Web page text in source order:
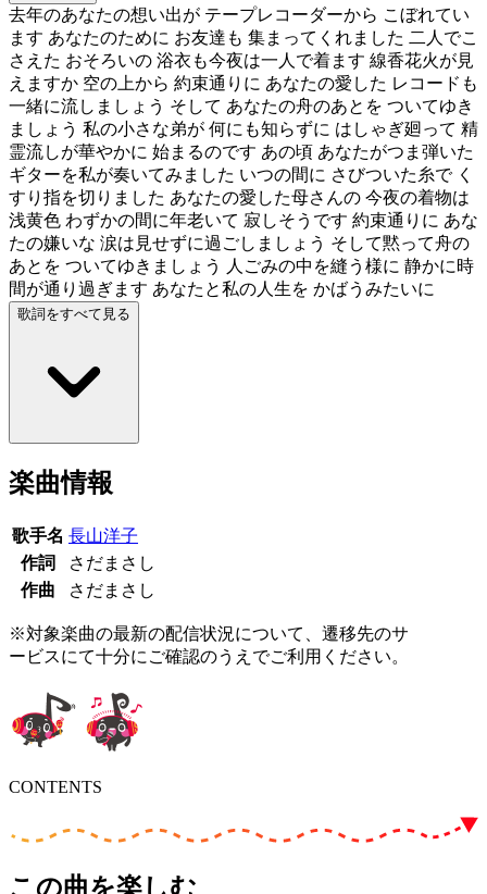
去年のあなたの想い出が テープレコーダーから こぼれてい
ます あなたのために お友達も 集まってくれました 二人でこ
さえた おそろいの 浴衣も今夜は一人で着ます 線香花火が見
えますか 空の上から 約束通りに あなたの愛した レコードも
一緒に流しましょう そして あなたの舟のあとを ついてゆき
ましょう 私の小さな弟が 何にも知らずに はしゃぎ廻って 精
霊流しが華やかに 始まるのです あの頃 あなたがつま弾いた
ギターを私が奏いてみました いつの間に さびついた糸で く
すり指を切りました あなたの愛した母さんの 今夜の着物は
浅黄色 わずかの間に年老いて 寂しそうです 約束通りに あな
たの嫌いな 涙は見せずに過ごしましょう そして黙って舟の
あとを ついてゆきましょう 人ごみの中を縫う様に 静かに時
間が通り過ぎます あなたと私の人生を かばうみたいに
歌詞をすべて見る
楽曲情報
歌手名 長山洋子
作詞
さだまさし
作曲
さだまさし
※対象楽曲の最新の配信状況について、遷移先のサ
ービスにて十分にご確認のうえでご利用ください。
CONTENTS
この曲を楽しむ